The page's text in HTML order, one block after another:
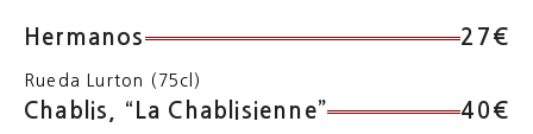
Hermanos 27€
Rueda Lurton (75cl)
Chablis, “La Chablisienne” 40€